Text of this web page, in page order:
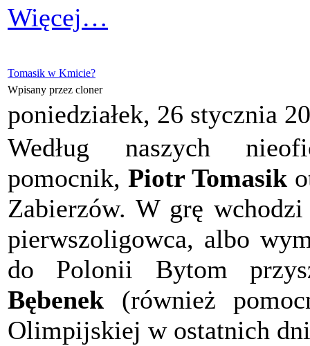
Więcej…
Tomasik w Kmicie?
Wpisany przez cloner
poniedziałek, 26 stycznia
Według naszych
pomocnik,Piotr Tomasik
Zabierzów. W grę
pierwszoligowca, albo
do Polonii Bytom
Bębenek (również
Olimpijskiej w ostatnich